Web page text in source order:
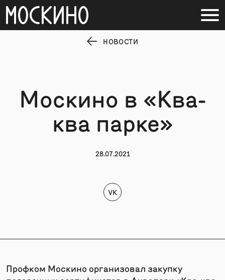
НОВОСТИ
Москино в «Ква-
ква парке»
28.07.2021
VK
Профком Москино организовал закупку